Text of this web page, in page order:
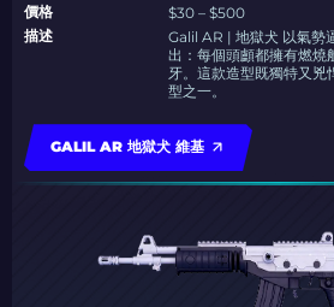
價格
$30 – $500
描述
Galil AR | 地獄犬 以氣勢
出：每個頭顱都擁有燃燒
牙。這款造型既獨特又兇
型之一。
GALIL AR 地獄犬 維基